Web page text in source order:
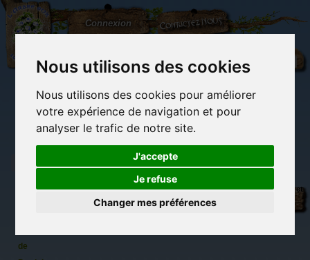
Nous utilisons des cookies
Nous utilisons des cookies pour améliorer
votre expérience de navigation et pour
analyser le trafic de notre site.
J'accepte
Je refuse
Changer mes préférences
L'Arbre
aux
100.000
Connexion Contactez-nous
(vide)
Librairie des
Carterie
originale
Activités
détente et jeux
Objets déco et
de